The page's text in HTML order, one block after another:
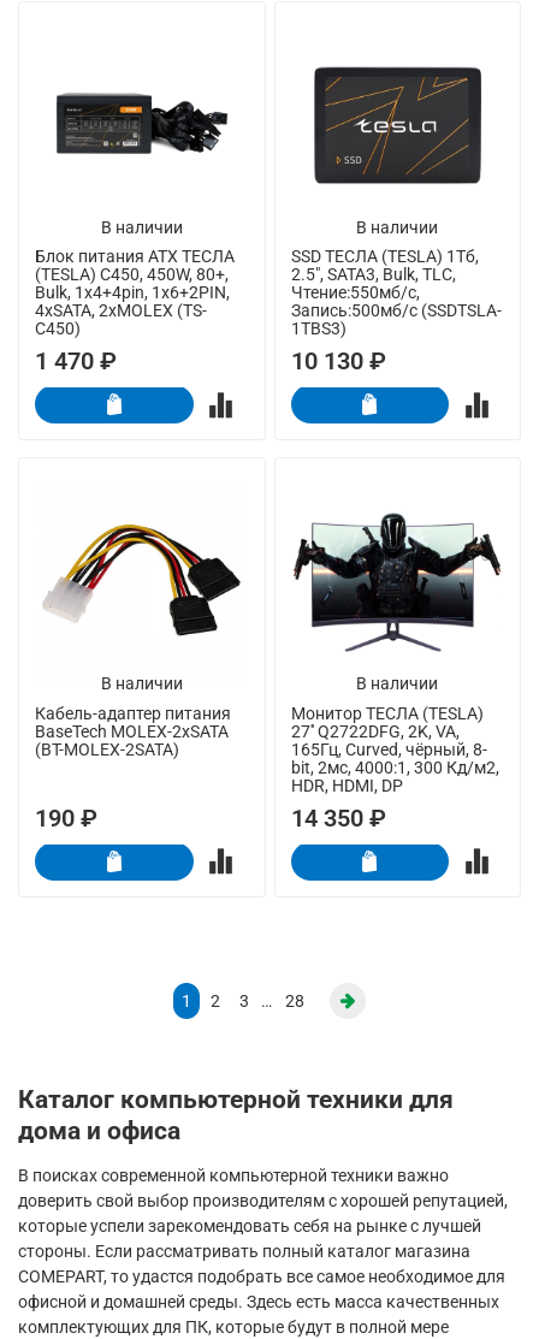
В наличии
Блок питания ATX ТЕСЛА
(TESLA) C450, 450W, 80+,
Bulk, 1x4+4pin, 1x6+2PIN,
4xSATA, 2xMOLEX (TS-
C450)
1 470 ₽
В наличии
SSD ТЕСЛА (TESLA) 1Тб,
2.5", SATA3, Bulk, TLC,
Чтение:550мб/с,
Запись:500мб/с (SSDTSLA-
1TBS3)
10 130 ₽
В наличии
Кабель-адаптер питания
BaseTech MOLEX-2xSATA
(BT-MOLEX-2SATA)
190 ₽
В наличии
Монитор ТЕСЛА (TESLA)
27'' Q2722DFG, 2K, VA,
165Гц, Curved, чёрный, 8-
bit, 2мс, 4000:1, 300 Кд/м2,
HDR, HDMI, DP
14 350 ₽
1 2 3 … 28
Каталог компьютерной техники для
дома и офиса
В поисках современной компьютерной техники важно
доверить свой выбор производителям с хорошей репутацией,
которые успели зарекомендовать себя на рынке с лучшей
стороны. Если рассматривать полный каталог магазина
COMEPART, то удастся подобрать все самое необходимое для
офисной и домашней среды. Здесь есть масса качественных
комплектующих для ПК, которые будут в полной мере